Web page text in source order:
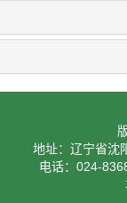
地址：辽宁省沈
电话：024-